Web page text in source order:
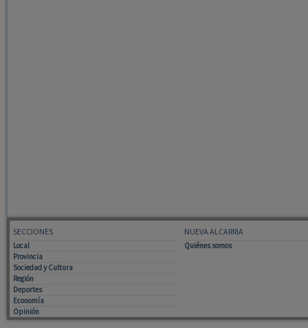
SECCIONES
Local
Provincia
Sociedad y Cultura
Región
Deportes
Economía
Opinión
NUEVA ALCARRIA
Quiénes somos